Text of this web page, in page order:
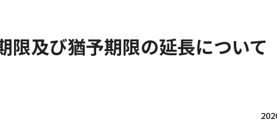
限及び猶予期限の延長について